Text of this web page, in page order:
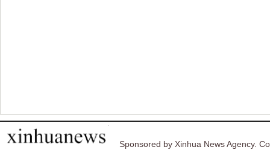
Sponsored by Xinhua News Agency.